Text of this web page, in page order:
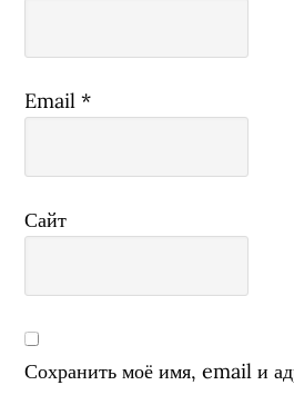
Email*
Сайт
Сохранить моё имя, email и